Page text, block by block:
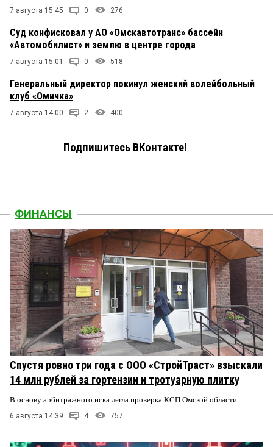
7 августа 15:45 0 276
Суд конфисковал у АО «Омскавтотранс» бассейн
«Автомобилист» и землю в центре города
7 августа 15:01 0 518
Генеральный директор покинул женский волейбольный
клуб «Омичка»
7 августа 14:00 2 400
Подпишитесь ВКонтакте!
ФИНАНСЫ
Спустя ровно три года с ООО «СтройТраст» взыскали
14 млн рублей за гортензии и тротуарную плитку
В основу арбитражного иска легла проверка КСП Омской области.
6 августа 14:39 4 757